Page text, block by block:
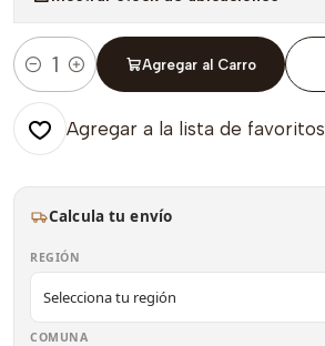
Cantidad
Agregar al Carro
Agregar a la lista de favoritos
Calcula tu envío
REGIÓN
COMUNA